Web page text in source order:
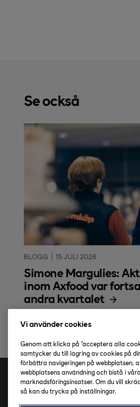
Se också
BLOGG 15 JULI 2026
Simone Margulies:
inom Axfood var
andra kvartalet
Adress
Vi använder cookies
Genom att klicka på "acceptera alla
samtycker du till lagring av cookies på
förbättra navigeringen på webbplatsen,
webbplatsens användning och bistå i våra
marknadsföringsinsatser. Om du vill
så kan du trycka på inställningar.